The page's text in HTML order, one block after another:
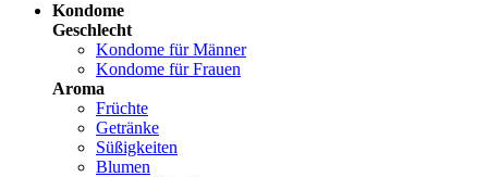
Kondome
Geschlecht
Kondome für Männer
Kondome für Frauen
Aroma
Früchte
Getränke
Süßigkeiten
Blumen